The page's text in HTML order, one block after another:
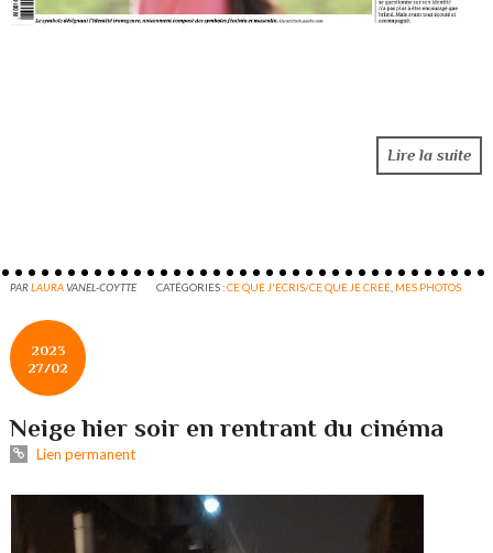
Lire la suite
PARLAURAVANEL-COYTTE CATÉGORIES :CE QUE J'ECRIS/CE QUE JE CREE MES PHOTOS
2023
27/02
Neige hier soir en rentrant du cinéma
Lien permanent